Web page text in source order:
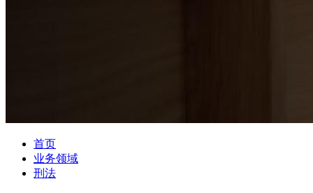
首页
业务领域
刑法